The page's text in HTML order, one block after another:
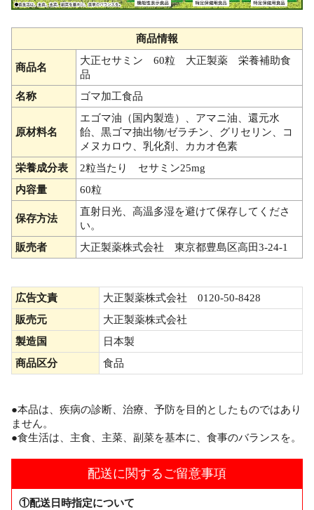
商品情報
商品名
大正セサミン 60粒 大正製薬 栄養補助食
品
名称
ゴマ加工食品
原材料名
エゴマ油（国内製造）、アマニ油、還元水
飴、黒ゴマ抽出物/ゼラチン、グリセリン、コ
メヌカロウ、乳化剤、カカオ色素
栄養成分表
2粒当たり セサミン25mg
内容量
60粒
保存方法
直射日光、高温多湿を避けて保存してくださ
い。
販売者
大正製薬株式会社 東京都豊島区高田3-24-1
広告文責
大正製薬株式会社 0120-50-8428
販売元
大正製薬株式会社
製造国
日本製
商品区分
食品
●本品は、疾病の診断、治療、予防を目的としたものではあり
ません。
●食生活は、主食、主菜、副菜を基本に、食事のバランスを。
配送に関するご留意事項
①配送日時指定について